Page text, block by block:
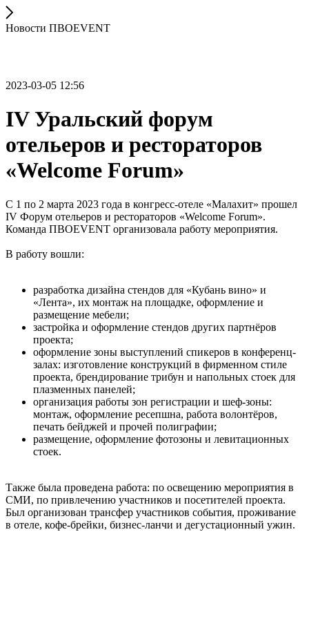
Новости ПВОEVENT
2023-03-05 12:56
IV Уральский форум
отельеров и рестораторов
«Welcome Forum»
С 1 по 2 марта 2023 года в конгресс-отеле «Малахит» прошел
IV Форум отельеров и рестораторов «Welcome Forum».
Команда ПВОEVENT организовала работу мероприятия.
В работу вошли:
разработка дизайна стендов для «Кубань вино» и
«Лента», их монтаж на площадке, оформление и
размещение мебели;
застройка и оформление стендов других партнёров
проекта;
оформление зоны выступлений спикеров в конференц-
залах: изготовление конструкций в фирменном стиле
проекта, брендирование трибун и напольных стоек для
плазменных панелей;
организация работы зон регистрации и шеф-зоны:
монтаж, оформление ресепшна, работа волонтёров,
печать бейджей и прочей полиграфии;
размещение, оформление фотозоны и левитационных
стоек.
Также была проведена работа: по освещению мероприятия в
СМИ, по привлечению участников и посетителей проекта.
Был организован трансфер участников события, проживание
в отеле, кофе-брейки, бизнес-ланчи и дегустационный ужин.